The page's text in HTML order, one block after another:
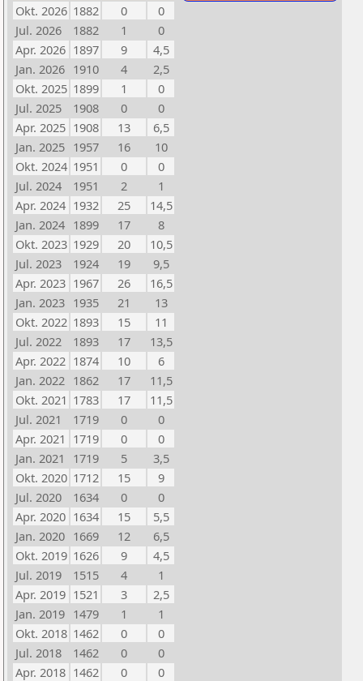
Okt. 2026 1882 0
0
Jul. 2026
1882 1
0
Apr. 2026 1897 9
4,5
Jan. 2026 1910 4
2,5
Okt. 2025 1899 1
0
Jul. 2025
1908 0
0
Apr. 2025 1908 13
6,5
Jan. 2025 1957 16
10
Okt. 2024 1951 0
0
Jul. 2024
1951 2
1
Apr. 2024 1932 25
14,5
Jan. 2024 1899 17
8
Okt. 2023 1929 20
10,5
Jul. 2023
1924 19
9,5
Apr. 2023 1967 26
16,5
Jan. 2023 1935 21
13
Okt. 2022 1893 15
11
Jul. 2022
1893 17
13,5
Apr. 2022 1874 10
6
Jan. 2022 1862 17
11,5
Okt. 2021 1783 17
11,5
Jul. 2021
1719 0
0
Apr. 2021 1719 0
0
Jan. 2021
1719 5
3,5
Okt. 2020 1712 15
9
Jul. 2020
1634 0
0
Apr. 2020 1634 15
5,5
Jan. 2020 1669 12
6,5
Okt. 2019 1626 9
4,5
Jul. 2019
1515 4
1
Apr. 2019 1521 3
2,5
Jan. 2019 1479 1
1
Okt. 2018 1462 0
0
Jul. 2018
1462 0
0
Apr. 2018 1462 0
0